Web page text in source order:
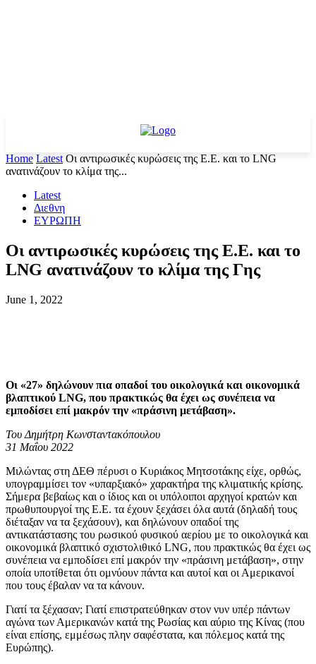
Home Latest Oι αντιρωσικές κυρώσεις της Ε.Ε. και το LNG
ανατινάζουν το κλίμα της...
Latest
Διεθνη
ΕΥΡΩΠΗ
Oι αντιρωσικές κυρώσεις της Ε.Ε. και το
LNG ανατινάζουν το κλίμα της Γης
June 1, 2022
Οι «27» δηλώνουν πια οπαδοί του οικολογικά και οικονομικά
βλαπτικού LNG, που πρακτικώς θα έχει ως συνέπεια να
εμποδίσει επί μακρόν την «πράσινη μετάβαση».
Του Δημήτρη Κωνσταντακόπουλου
31 Μαΐου 2022
Μιλώντας στη ΔΕΘ πέρυσι ο Κυριάκος Μητσοτάκης είχε, ορθώς,
υπογραμμίσει τον «υπαρξιακό» χαρακτήρα της κλιματικής κρίσης.
Σήμερα βεβαίως και ο ίδιος και οι υπόλοιποι αρχηγοί κρατών και
πρωθυπουργοί της Ε.Ε. τα έχουν ξεχάσει όλα αυτά (δηλαδή τους
διέταξαν να τα ξεχάσουν), και δηλώνουν οπαδοί της
αντικατάστασης του ρωσικού φυσικού αερίου με το οικολογικά και
οικονομικά βλαπτικό σχιστολιθικό LNG, που πρακτικώς θα έχει ως
συνέπεια να εμποδίσει επί μακρόν την «πράσινη μετάβαση», στην
οποία υποτίθεται ότι ομνύουν πάντα και αυτοί και οι Αμερικανοί
που τους έβαλαν να τα κάνουν.
Γιατί τα ξέχασαν; Γιατί επιστρατεύθηκαν στον νυν υπέρ πάντων
αγώνα των Αμερικανών κατά της Ρωσίας και αύριο της Κίνας (που
είναι επίσης, εμμέσως πλην σαφέστατα, και πόλεμος κατά της
Ευρώπης).